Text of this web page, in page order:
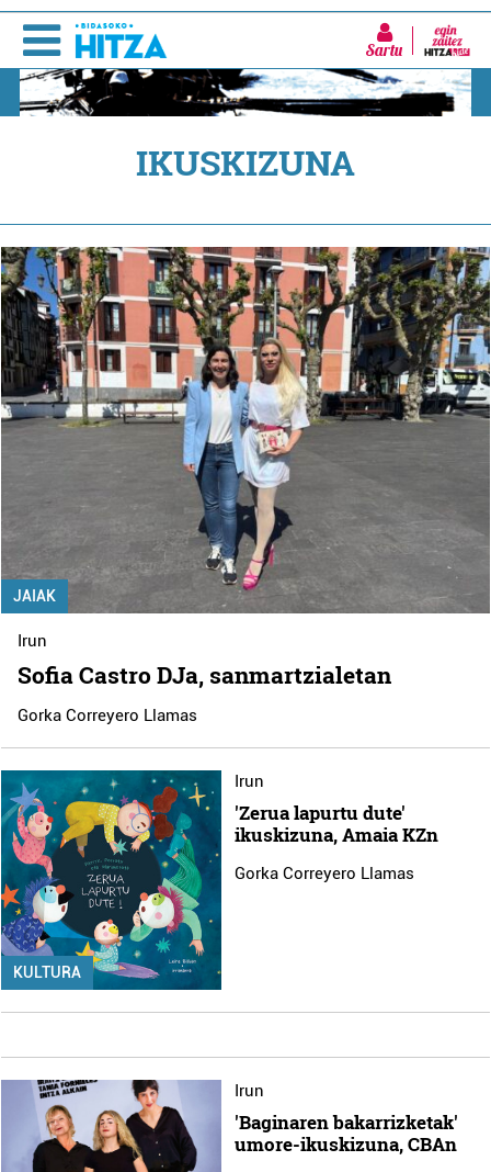
Sartu
IKUSKIZUNA
JAIAK
Irun
Sofia Castro DJa, sanmartzialetan
Gorka Correyero Llamas
KULTURA
Irun
'Zerua lapurtu dute'
ikuskizuna, Amaia KZn
Gorka Correyero Llamas
Irun
'Baginaren bakarrizketak'
umore-ikuskizuna, CBAn